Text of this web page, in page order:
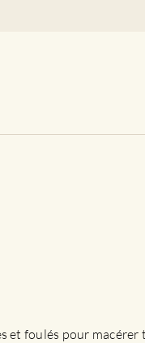
et foulés pour